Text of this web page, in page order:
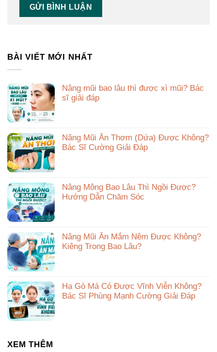
BÀI VIẾT MỚI NHẤT
Nâng mũi bao lâu thì được xì mũi? Bác
sĩ giải đáp
Nâng Mũi Ăn Thơm (Dứa) Được Không?
Bác Sĩ Cường Giải Đáp
Nâng Mông Bao Lâu Thì Ngồi Được?
Hướng Dẫn Chăm Sóc
Nâng Mũi Ăn Mắm Nêm Được Không?
Kiêng Trong Bao Lâu?
Hạ Gò Má Có Được Vĩnh Viễn Không?
Bác Sĩ Phùng Mạnh Cường Giải Đáp
XEM THÊM